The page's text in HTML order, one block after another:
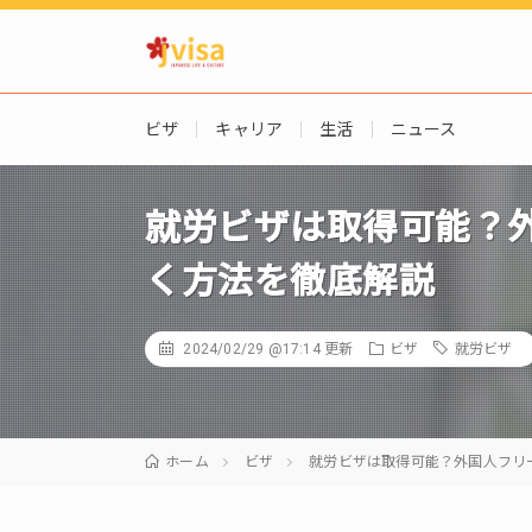
ビザ キャリア 生活 ニュース
就労ビザは取得可能？
く方法を徹底解説
2024/02/29 @17:14更新 ビザ 就労ビザ
ホーム ビザ 就労ビザは取得可能？外国人フ